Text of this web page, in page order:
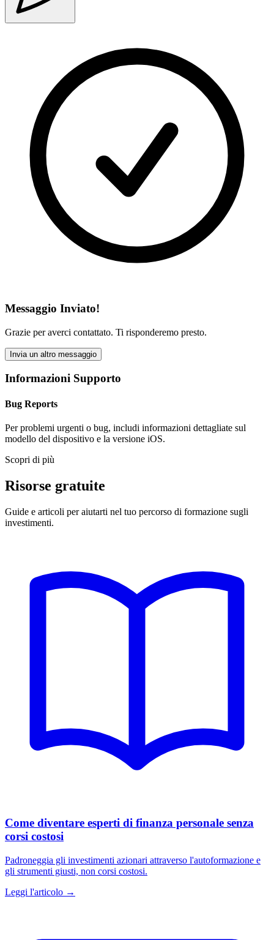
Messaggio Inviato!
Grazie per averci contattato. Ti risponderemo presto.
Invia un altro messaggio
Informazioni Supporto
Bug Reports
Per problemi urgenti o bug, includi informazioni dettagliate sul
modello del dispositivo e la versione iOS.
Scopri di più
Risorse gratuite
Guide e articoli per aiutarti nel tuo percorso di formazione sugli
investimenti.
Come diventare esperti di finanza personale senza
corsi costosi
Padroneggia gli investimenti azionari attraverso l'autoformazione e
gli strumenti giusti, non corsi costosi.
Leggi l'articolo →